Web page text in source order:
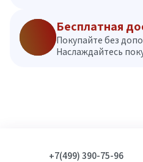
Бесплатная
Покупайте без
Наслаждайтесь
+7(499) 390-75-96